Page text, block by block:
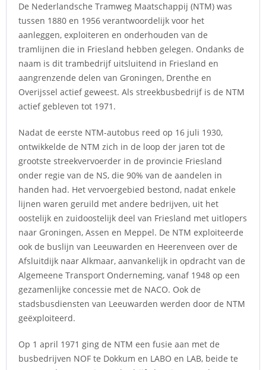
De Nederlandsche Tramweg Maatschappij (NTM) was
tussen 1880 en 1956 verantwoordelijk voor het
aanleggen, exploiteren en onderhouden van de
tramlijnen die in Friesland hebben gelegen. Ondanks de
naam is dit trambedrijf uitsluitend in Friesland en
aangrenzende delen van Groningen, Drenthe en
Overijssel actief geweest. Als streekbusbedrijf is de NTM
actief gebleven tot 1971.
Nadat de eerste NTM-autobus reed op 16 juli 1930,
ontwikkelde de NTM zich in de loop der jaren tot de
grootste streekvervoerder in de provincie Friesland
onder regie van de NS, die 90% van de aandelen in
handen had. Het vervoergebied bestond, nadat enkele
lijnen waren geruild met andere bedrijven, uit het
oostelijk en zuidoostelijk deel van Friesland met uitlopers
naar Groningen, Assen en Meppel. De NTM exploiteerde
ook de buslijn van Leeuwarden en Heerenveen over de
Afsluitdijk naar Alkmaar, aanvankelijk in opdracht van de
Algemeene Transport Onderneming, vanaf 1948 op een
gezamenlijke concessie met de NACO. Ook de
stadsbusdiensten van Leeuwarden werden door de NTM
geëxploiteerd.
Op 1 april 1971 ging de NTM een fusie aan met de
busbedrijven NOF te Dokkum en LABO en LAB, beide te